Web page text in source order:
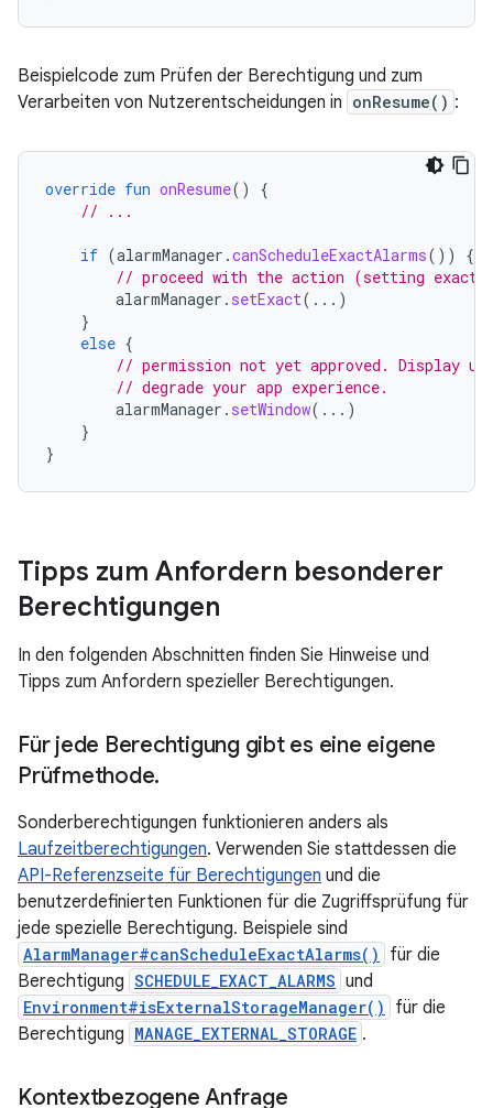
Beispielcode zum Prüfen der Berechtigung und zum
Verarbeiten von Nutzerentscheidungen in onResume() :
override fun onResume()
{
// ...
if (alarmManager .canScheduleExactAlarms())
{
// proceed with the action (setting exact
alarmManager . setExact(...)
}
else {
// permission not yet approved. Display
// degrade your app experience.
alarmManager . setWindow(...)
}
}
Tipps zum Anfordern besonderer
Berechtigungen
In den folgenden Abschnitten finden Sie Hinweise und
Tipps zum Anfordern spezieller Berechtigungen.
Für jede Berechtigung gibt es eine eigene
Prüfmethode.
Sonderberechtigungen funktionieren anders als
Laufzeitberechtigungen. Verwenden Sie stattdessen die
API-Referenzseite für Berechtigungen und die
benutzerdefinierten Funktionen für die Zugriffsprüfung für
jede spezielle Berechtigung. Beispiele sind
AlarmManager#canScheduleExactAlarms()
für die
Berechtigung SCHEDULE_EXACT_ALARMS und
Environment#isExternalStorageManager()
für die
Berechtigung MANAGE_EXTERNAL_STORAGE .
Kontextbezogene Anfrage